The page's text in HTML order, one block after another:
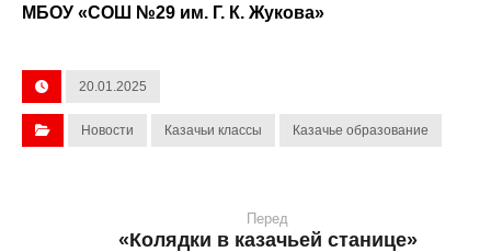
МБОУ «СОШ №29 им. Г. К. Жукова»
20.01.2025
Новости Казачьи классы Казачье образование
Перед
«Колядки в казачьей станице»